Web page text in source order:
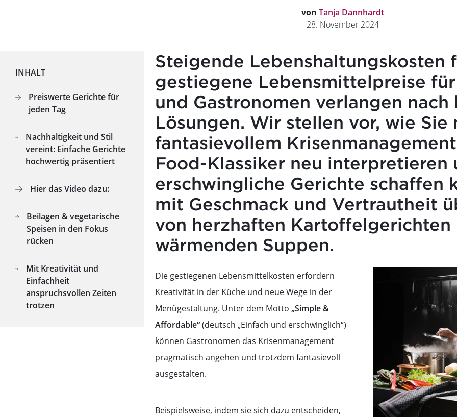
von Tanja Dannhardt
28. November 2024
INHALT
Preiswerte Gerichte für
jeden Tag
Nachhaltigkeit und Stil
vereint: Einfache Gerichte
hochwertig präsentiert
Hier das Video dazu:
Beilagen & vegetarische
Speisen in den Fokus
rücken
Mit Kreativität und
Einfachheit
anspruchsvollen Zeiten
trotzen
Steigende Lebenshaltungskosten
gestiegene Lebensmittelpreise
und Gastronomen verlangen nach
Lösungen. Wir stellen vor, wie Sie
fantasievollem
Food-Klassiker neu interpretieren
erschwingliche Gerichte schaffen
mit Geschmack und Vertrautheit
von herzhaften Kartoffelgerichten
wärmenden Suppen.
Die gestiegenen Lebensmittelkosten erfordern
Kreativität in der Küche und neue Wege in der
Menügestaltung. Unter dem Motto „Simple &
Affordable“(deutsch „Einfach und erschwinglich“)
können Gastronomen das Krisenmanagement
pragmatisch angehen und trotzdem fantasievoll
ausgestalten.
Beispielsweise, indem sie sich dazu entscheiden,